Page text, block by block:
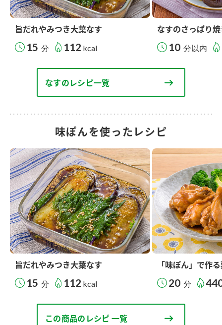
旨だれやみつき大葉なす
15 分 112 kcal
なすのさっぱり
10 分以内
なすのレシピ一覧
味ぽんを使ったレシピ
旨だれやみつき大葉なす
15 分 112 kcal
「味ぽん」で作
20 分
この商品のレシピ 一覧